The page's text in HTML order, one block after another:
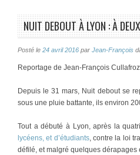
NUIT DEBOUT À LYON : À
Posté le 24 avril 2016 par Jean-François
Reportage de Jean-François
Depuis le 31 mars, Nuit debout se
sous une pluie battante, ils environ
Tout a débuté à Lyon, après la
lycéens, et d’étudiants, contre la loi
défilé, et malgré quelques